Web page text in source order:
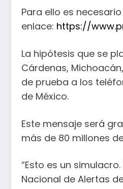
Para ello es
enlace: https://
La hipótesis que se
Cárdenas,
de prueba a los
de México.
Este mensaje será
más de 80 millones
“Esto es un
Nacional de Alertas